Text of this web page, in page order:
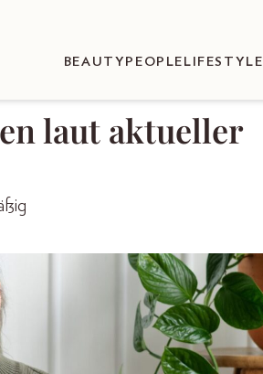
BEAUTY PEOPLE LIFESTYLE
laut aktueller